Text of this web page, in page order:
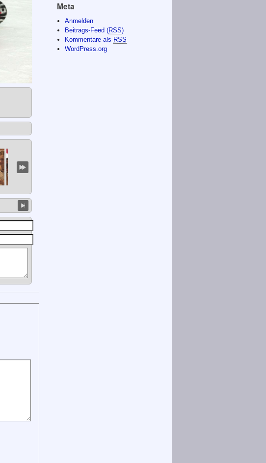
Meta
Anmelden
Beitrags-Feed (RSS)
Kommentare als RSS
WordPress.org